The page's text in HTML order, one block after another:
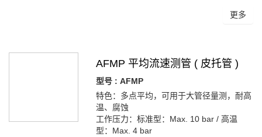
更多
AFMP 平均流速测管 ( 皮托管 )
型号 : AFMP
特色：多点平均，可用于大管径量测，耐高
温、腐蚀
工作压力：标准型：Max. 10 bar / 高温
型：Max. 4 bar